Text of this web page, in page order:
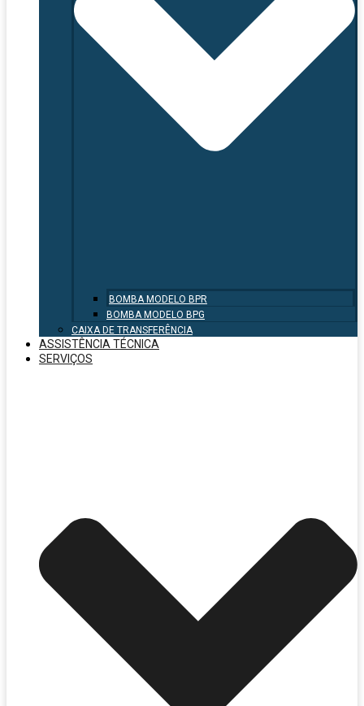
BOMBA MODELO BPR
BOMBA MODELO BPG
CAIXA DE TRANSFERÊNCIA
ASSISTÊNCIA TÉCNICA
SERVIÇOS